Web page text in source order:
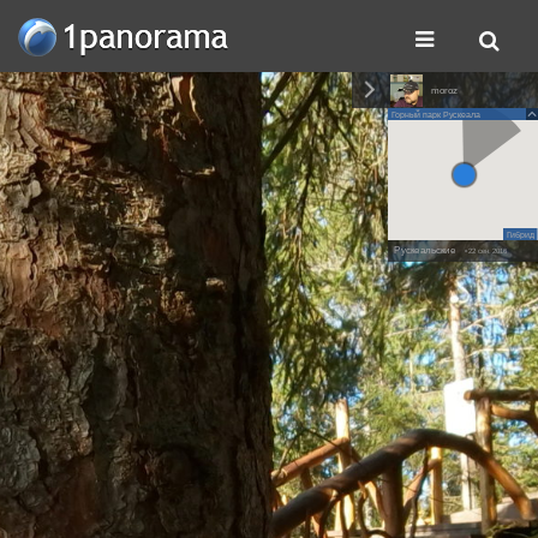
moroz
Горный парк Рускеала
Гибрид
Рускеальские • 22 сен. 2016